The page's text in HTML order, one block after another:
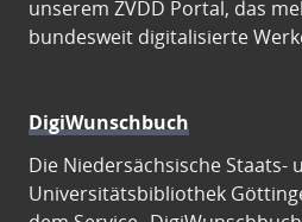
unserem ZVDD Portal, das
bundesweit digitalisierte
DigiWunschbuch
Die Niedersächsische Staats-
Universitätsbibliothek